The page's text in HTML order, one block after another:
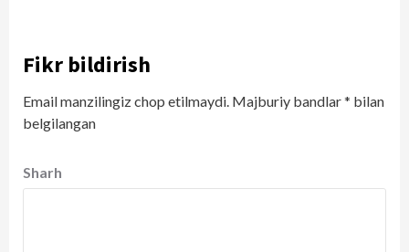
Fikr bildirish
Email manzilingiz chop etilmaydi. Majburiy bandlar* bilan
belgilangan
Sharh